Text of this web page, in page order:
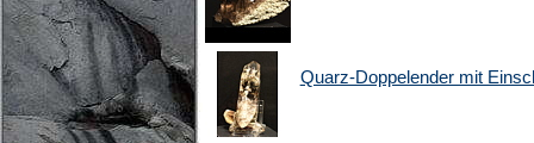
Quarz-Doppelender mit